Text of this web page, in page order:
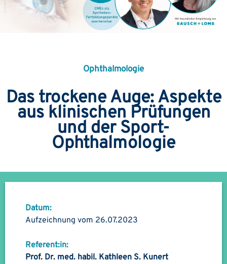
Ophthalmologie
Das trockene Auge: Aspekte
aus klinischen Prüfungen
und der Sport-
Ophthalmologie
Datum:
Aufzeichnung vom 26.07.2023
Referent:in:
Prof. Dr. med. habil. Kathleen S. Kunert